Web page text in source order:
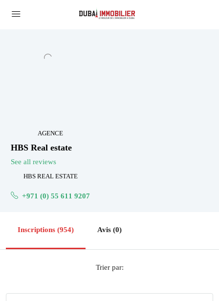
AGENCE
HBS Real estate
See all reviews
HBS REAL ESTATE
+971 (0) 55 611 9207
Inscriptions (954) Avis (0)
Trier par: